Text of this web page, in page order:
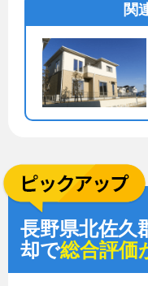
関
長野県北佐久
却で総合評価